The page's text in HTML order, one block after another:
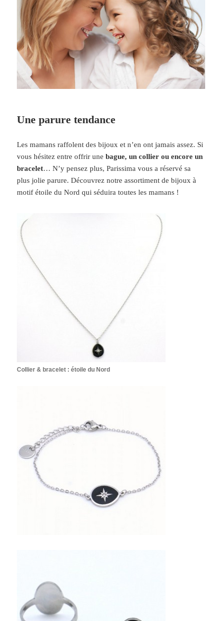
Une parure tendance
Les mamans raffolent des bijoux et n’en ont jamais assez. Si
vous hésitez entre offrir unebague, un collier ou encore un
bracelet… N’y pensez plus, Parissima vous a réservé sa
plus jolie parure. Découvrez notre assortiment de bijoux à
motif étoile du Nord qui séduira toutes les mamans !
Collier & bracelet : étoile du Nord